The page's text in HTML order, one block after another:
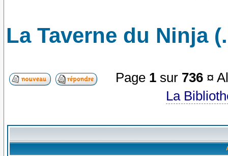
La Taverne du Ninja
Page 1 sur 736 ¤
La